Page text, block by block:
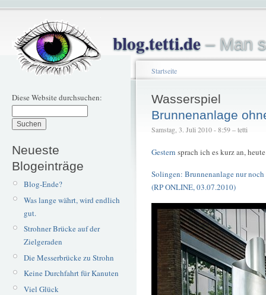
blog.tetti.de– Man
Diese Website durchsuchen:
Neueste
Blogeinträge
Blog-Ende?
Was lange währt, wird endlich
gut.
Strohner Brücke auf der
Zielgeraden
Die Messerbrücke zu Strohn
Keine Durchfahrt für Kanuten
Viel Glück
Startseite
Wasserspiel
Brunnenanlage
Samstag, 3. Juli 2010 - 8:59 – tetti
Gestern sprach ich es kurz an,
Solingen: Brunnenanlage nur
(RP ONLINE, 03.07.2010)